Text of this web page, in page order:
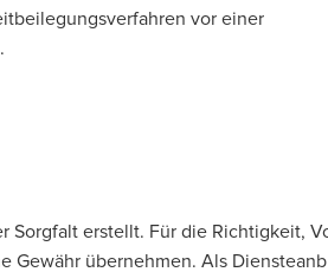
vor einer
Sorgfalt erstellt. Für die Richtigkeit,
Gewähr übernehmen. Als